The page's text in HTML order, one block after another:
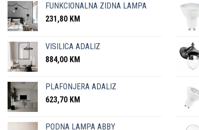
FUNKCIONALNA ZIDNA LAMPA
231,80 KM
VISILICA ADALIZ
884,00 KM
PLAFONJERA ADALIZ
623,70 KM
PODNA LAMPA ABBY